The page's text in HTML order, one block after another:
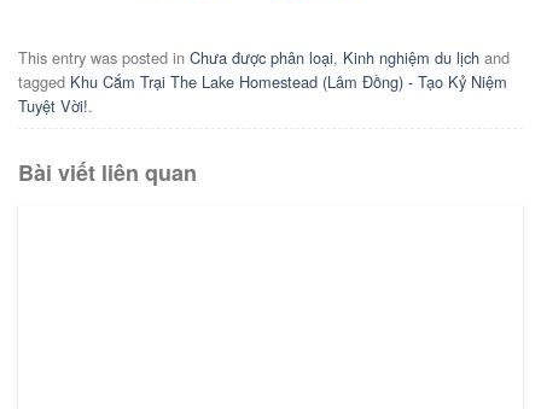
This entry was posted in Chưa được phân loại, Kinh nghiệm du lịch and
tagged Khu Cắm Trại The Lake Homestead (Lâm Đồng) - Tạo Kỷ Niệm
Tuyệt Vời!.
Bài viết liên quan